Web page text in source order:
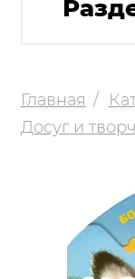
Главная
Досуг и